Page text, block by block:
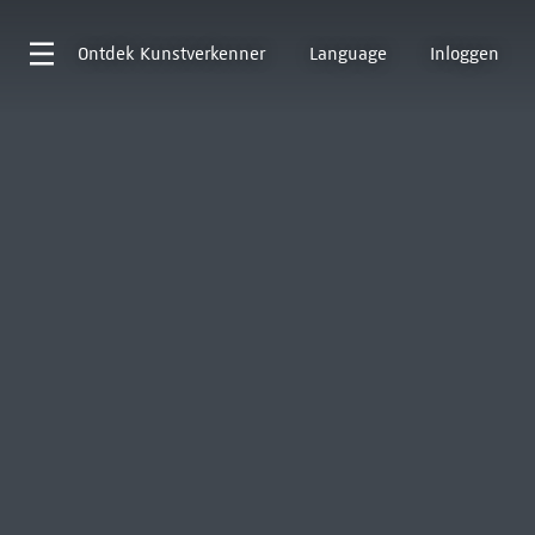
Ontdek Kunstverkenner Language Inloggen